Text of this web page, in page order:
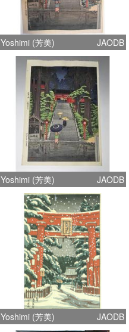
Yoshimi (芳美) JAODB
Yoshimi (芳美) JAODB
Yoshimi (芳美) JAODB